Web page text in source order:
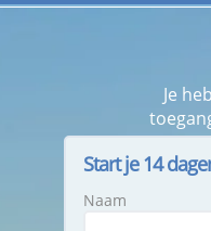
Je
Start je 14
Naam